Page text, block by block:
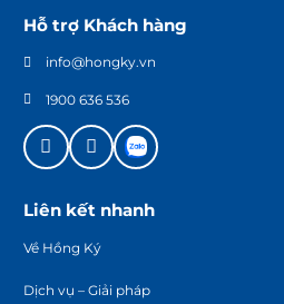
Hỗ trợ Khách hàng
info@hongky.vn
1900 636 536
Liên kết nhanh
Về Hồng Ký
Dịch vụ – Giải pháp